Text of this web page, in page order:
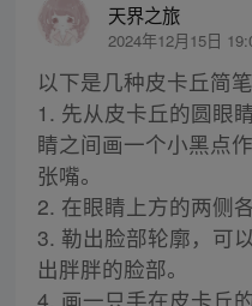
天界之旅
2024年12月15日
以下是几种皮卡丘简笔
1. 先从皮卡丘的圆眼
睛之间画一个小黑点
张嘴。
2. 在眼睛上方的两侧
3. 勒出脸部轮廓，可
出胖胖的脸部。
4. 画一只手在皮卡丘